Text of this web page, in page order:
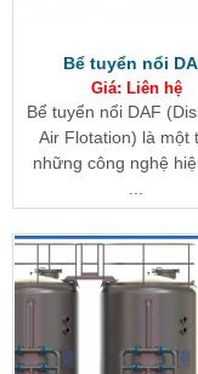
Bể tuyển nổi
Giá: Liên hệ
Bể tuyển nổi DAF
Air Flotation) là một
những công nghệ